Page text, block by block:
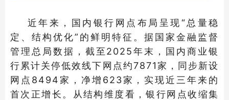
近年来，国内银行网点布局呈现“总量稳
定、结构优化”的鲜明特征。据国家金融监督
管理总局数据，截至2025年末，国内商业银
行累计关停低效线下网点约7871家，同步新设
网点8494家，净增623家，实现近三年来的
首次正增长。从结构维度看，银行网点收缩集